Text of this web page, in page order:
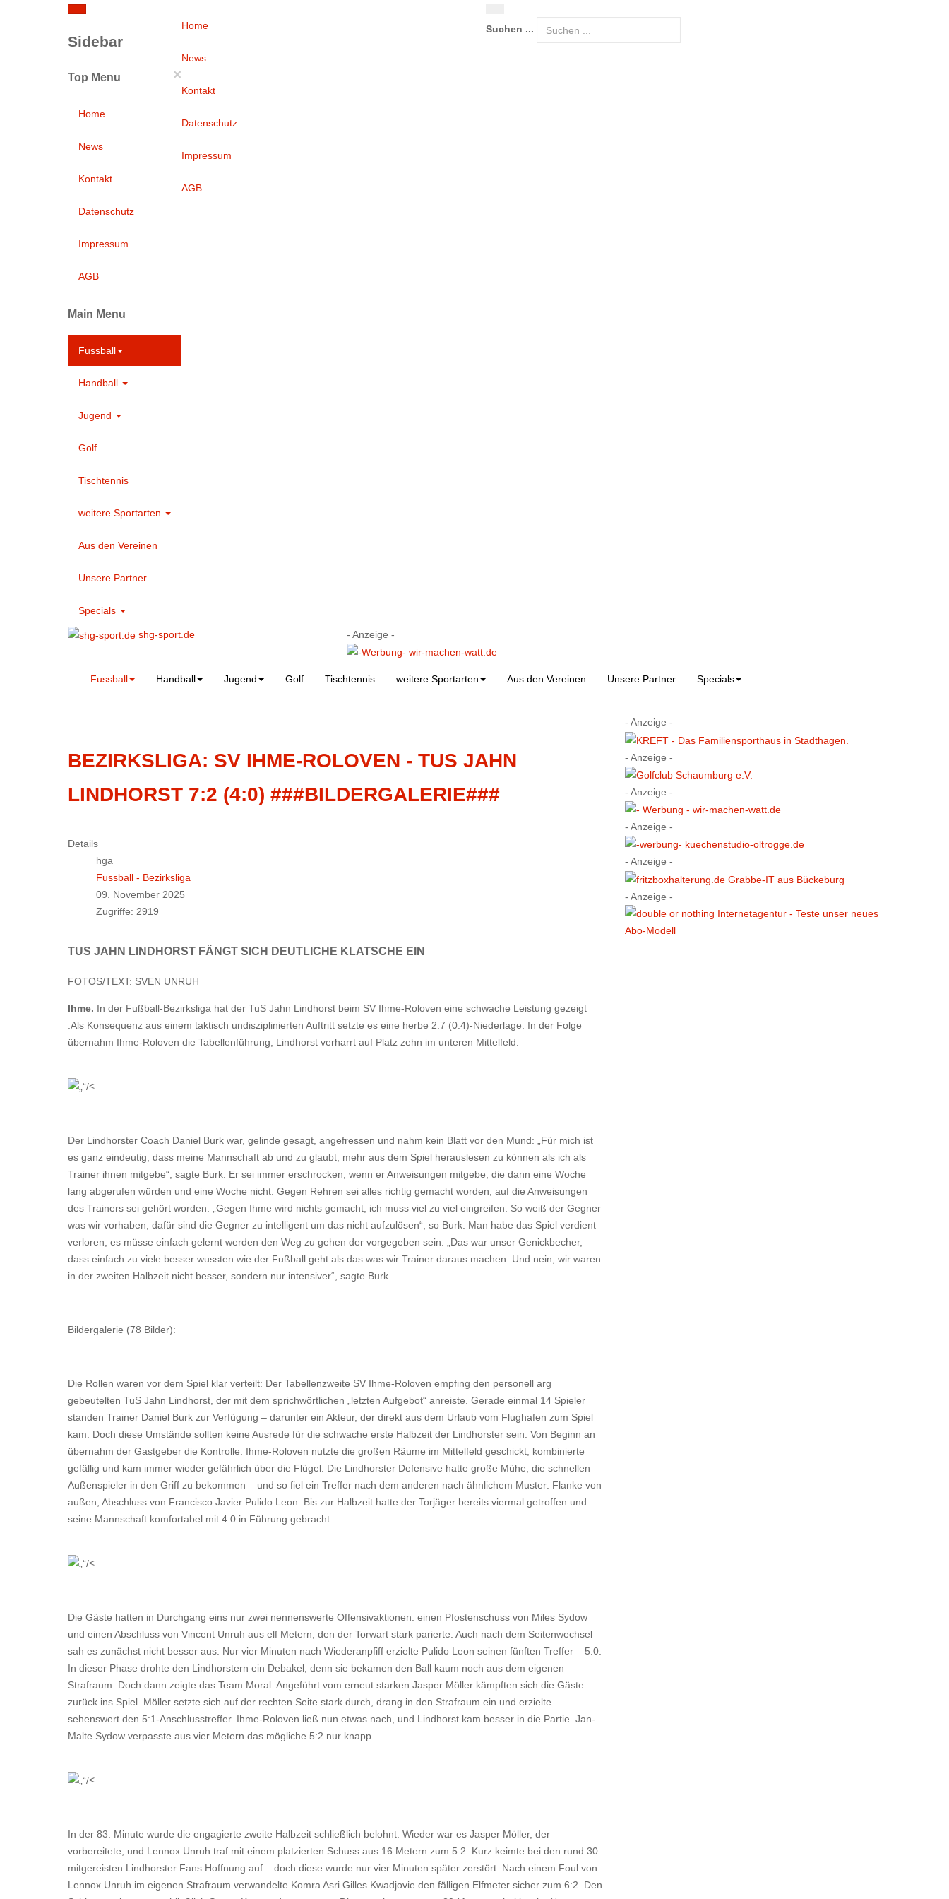
Sidebar
×
Top Menu
Home
News
Kontakt
Datenschutz
Impressum
AGB
Main Menu
Fussball
Handball
Jugend
Golf
Tischtennis
weitere Sportarten
Aus den Vereinen
Unsere Partner
Specials
Home
News
Kontakt
Datenschutz
Impressum
AGB
Suchen ...
shg-sport.de - Anzeige -
Fussball Handball Jugend Golf Tischtennis weitere Sportarten Aus den Vereinen Unsere Partner Specials
BEZIRKSLIGA: SV IHME-ROLOVEN - TUS JAHN
LINDHORST 7:2 (4:0) ###BILDERGALERIE###
Details
hga
Fussball - Bezirksliga
09. November 2025
Zugriffe: 2919
TUS JAHN LINDHORST FÄNGT SICH DEUTLICHE KLATSCHE EIN
FOTOS/TEXT: SVEN UNRUH
Ihme. In der Fußball-Bezirksliga hat der TuS Jahn Lindhorst beim SV Ihme-Roloven eine schwache Leistung gezeigt
.Als Konsequenz aus einem taktisch undisziplinierten Auftritt setzte es eine herbe 2:7 (0:4)-Niederlage. In der Folge
übernahm Ihme-Roloven die Tabellenführung, Lindhorst verharrt auf Platz zehn im unteren Mittelfeld.
<
Der Lindhorster Coach Daniel Burk war, gelinde gesagt, angefressen und nahm kein Blatt vor den Mund: „Für mich ist
es ganz eindeutig, dass meine Mannschaft ab und zu glaubt, mehr aus dem Spiel herauslesen zu können als ich als
Trainer ihnen mitgebe“, sagte Burk. Er sei immer erschrocken, wenn er Anweisungen mitgebe, die dann eine Woche
lang abgerufen würden und eine Woche nicht. Gegen Rehren sei alles richtig gemacht worden, auf die Anweisungen
des Trainers sei gehört worden. „Gegen Ihme wird nichts gemacht, ich muss viel zu viel eingreifen. So weiß der Gegner
was wir vorhaben, dafür sind die Gegner zu intelligent um das nicht aufzulösen“, so Burk. Man habe das Spiel verdient
verloren, es müsse einfach gelernt werden den Weg zu gehen der vorgegeben sein. „Das war unser Genickbecher,
dass einfach zu viele besser wussten wie der Fußball geht als das was wir Trainer daraus machen. Und nein, wir waren
in der zweiten Halbzeit nicht besser, sondern nur intensiver“, sagte Burk.
Bildergalerie (78 Bilder):
Die Rollen waren vor dem Spiel klar verteilt: Der Tabellenzweite SV Ihme-Roloven empfing den personell arg
gebeutelten TuS Jahn Lindhorst, der mit dem sprichwörtlichen „letzten Aufgebot“ anreiste. Gerade einmal 14 Spieler
standen Trainer Daniel Burk zur Verfügung – darunter ein Akteur, der direkt aus dem Urlaub vom Flughafen zum Spiel
kam. Doch diese Umstände sollten keine Ausrede für die schwache erste Halbzeit der Lindhorster sein. Von Beginn an
übernahm der Gastgeber die Kontrolle. Ihme-Roloven nutzte die großen Räume im Mittelfeld geschickt, kombinierte
gefällig und kam immer wieder gefährlich über die Flügel. Die Lindhorster Defensive hatte große Mühe, die schnellen
Außenspieler in den Griff zu bekommen – und so fiel ein Treffer nach dem anderen nach ähnlichem Muster: Flanke von
außen, Abschluss von Francisco Javier Pulido Leon. Bis zur Halbzeit hatte der Torjäger bereits viermal getroffen und
seine Mannschaft komfortabel mit 4:0 in Führung gebracht.
<
Die Gäste hatten in Durchgang eins nur zwei nennenswerte Offensivaktionen: einen Pfostenschuss von Miles Sydow
und einen Abschluss von Vincent Unruh aus elf Metern, den der Torwart stark parierte. Auch nach dem Seitenwechsel
sah es zunächst nicht besser aus. Nur vier Minuten nach Wiederanpfiff erzielte Pulido Leon seinen fünften Treffer – 5:0.
In dieser Phase drohte den Lindhorstern ein Debakel, denn sie bekamen den Ball kaum noch aus dem eigenen
Strafraum. Doch dann zeigte das Team Moral. Angeführt vom erneut starken Jasper Möller kämpften sich die Gäste
zurück ins Spiel. Möller setzte sich auf der rechten Seite stark durch, drang in den Strafraum ein und erzielte
sehenswert den 5:1-Anschlusstreffer. Ihme-Roloven ließ nun etwas nach, und Lindhorst kam besser in die Partie. Jan-
Malte Sydow verpasste aus vier Metern das mögliche 5:2 nur knapp.
<
In der 83. Minute wurde die engagierte zweite Halbzeit schließlich belohnt: Wieder war es Jasper Möller, der
vorbereitete, und Lennox Unruh traf mit einem platzierten Schuss aus 16 Metern zum 5:2. Kurz keimte bei den rund 30
mitgereisten Lindhorster Fans Hoffnung auf – doch diese wurde nur vier Minuten später zerstört. Nach einem Foul von
Lennox Unruh im eigenen Strafraum verwandelte Komra Asri Gilles Kwadjovie den fälligen Elfmeter sicher zum 6:2. Den
- Anzeige -
- Anzeige -
- Anzeige -
- Anzeige -
- Anzeige -
- Anzeige -